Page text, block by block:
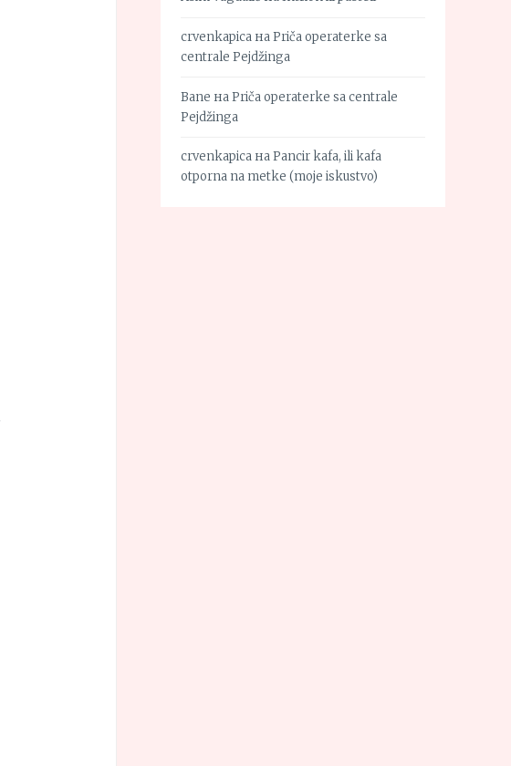
crvenkapica наPriča operaterke sa
centrale Pejdžinga
Bane наPriča operaterke sa centrale
Pejdžinga
crvenkapica наPancir kafa, ili kafa
otporna na metke (moje iskustvo)